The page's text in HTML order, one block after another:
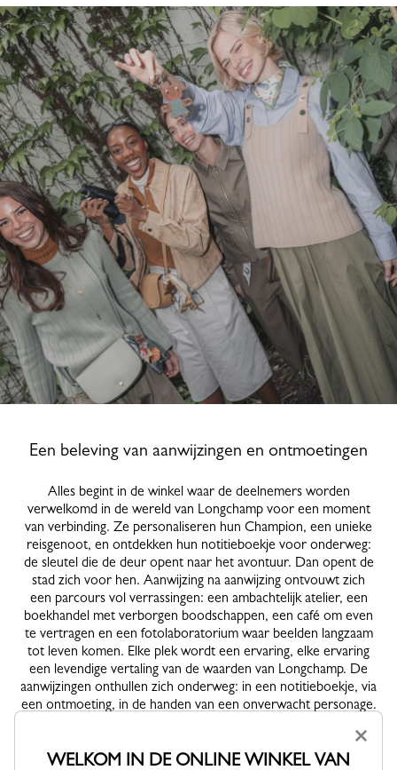
Een beleving van aanwijzingen en ontmoetingen
Alles begint in de winkel waar de deelnemers worden
verwelkomd in de wereld van Longchamp voor een moment
van verbinding. Ze personaliseren hun Champion, een unieke
reisgenoot, en ontdekken hun notitieboekje voor onderweg:
de sleutel die de deur opent naar het avontuur. Dan opent de
stad zich voor hen. Aanwijzing na aanwijzing ontvouwt zich
een parcours vol verrassingen: een ambachtelijk atelier, een
boekhandel met verborgen boodschappen, een café om even
te vertragen en een fotolaboratorium waar beelden langzaam
tot leven komen. Elke plek wordt een ervaring, elke ervaring
een levendige vertaling van de waarden van Longchamp. De
aanwijzingen onthullen zich onderweg: in een notitieboekje, via
een ontmoeting, in de handen van een onverwacht personage.
door intuïtie en nieuwsgierigheid. De silhouetten volgen dit
ritme: looks van Longchamp voor het avontuur, tussen
×
WELKOM IN DE ONLINE WINKEL VAN